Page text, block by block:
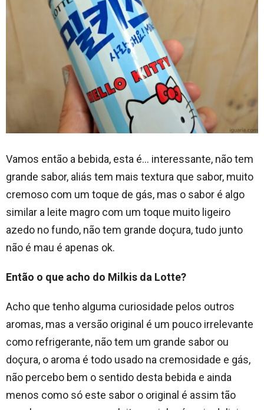
Vamos então a bebida, esta é… interessante, não tem
grande sabor, aliás tem mais textura que sabor, muito
cremoso com um toque de gás, mas o sabor é algo
similar a leite magro com um toque muito ligeiro
azedo no fundo, não tem grande doçura, tudo junto
não é mau é apenas ok.
Então o que acho do Milkis da Lotte?
Acho que tenho alguma curiosidade pelos outros
aromas, mas a versão original é um pouco irrelevante
como refrigerante, não tem um grande sabor ou
doçura, o aroma é todo usado na cremosidade e gás,
não percebo bem o sentido desta bebida e ainda
menos como só este sabor o original é assim tão